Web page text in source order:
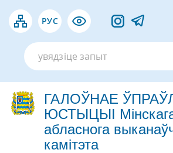
РУС
ГАЛОЎНАЕ
ЮСТЫЦЫІ
абласнога
камітэта